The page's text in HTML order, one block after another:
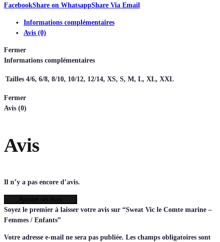
FacebookShare on WhatsappShare Via Email
Informations complémentaires
Avis (0)
Fermer
Informations complémentaires
Tailles 4/6, 6/8, 8/10, 10/12, 12/14, XS, S, M, L, XL, XXL
Fermer
Avis (0)
Avis
Il n’y a pas encore d’avis.
Soyez le premier à laisser votre avis sur “Sweat Vic le Comte marine –
Femmes / Enfants”
Votre adresse e-mail ne sera pas publiée. Les champs obligatoires sont